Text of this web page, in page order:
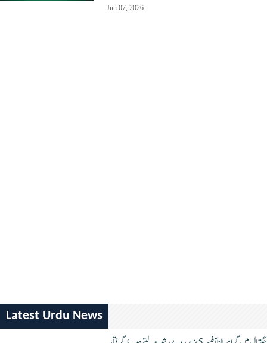
Jun 07, 2026
Latest Urdu News